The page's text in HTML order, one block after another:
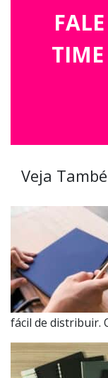
TIME
Veja
fácil de distribuir.